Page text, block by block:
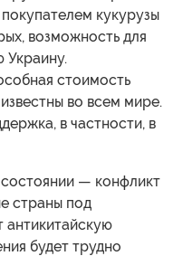
кукурузы
возможность для
Украину.
стоимость
во всем мире.
в частности, в
— конфликт
страны под
будет трудно